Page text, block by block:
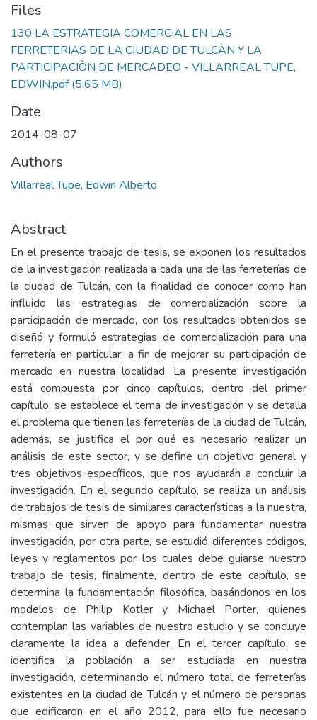
Files
130 LA ESTRATEGIA COMERCIAL EN LAS
FERRETERIAS DE LA CIUDAD DE TULCÀN Y LA
PARTICIPACIÒN DE MERCADEO - VILLARREAL TUPE,
EDWIN.pdf(5.65 MB)
Date
2014-08-07
Authors
Villarreal Tupe, Edwin Alberto
Abstract
En el presente trabajo de tesis, se exponen los resultados
de la investigación realizada a cada una de las ferreterías de
la ciudad de Tulcán, con la finalidad de conocer como han
influido las estrategias de comercialización sobre la
participación de mercado, con los resultados obtenidos se
diseñó y formuló estrategias de comercialización para una
ferretería en particular, a fin de mejorar su participación de
mercado en nuestra localidad. La presente investigación
está compuesta por cinco capítulos, dentro del primer
capítulo, se establece el tema de investigación y se detalla
el problema que tienen las ferreterías de la ciudad de Tulcán,
además, se justifica el por qué es necesario realizar un
análisis de este sector, y se define un objetivo general y
tres objetivos específicos, que nos ayudarán a concluir la
investigación. En el segundo capítulo, se realiza un análisis
de trabajos de tesis de similares características a la nuestra,
mismas que sirven de apoyo para fundamentar nuestra
investigación, por otra parte, se estudió diferentes códigos,
leyes y reglamentos por los cuales debe guiarse nuestro
trabajo de tesis, finalmente, dentro de este capítulo, se
determina la fundamentación filosófica, basándonos en los
modelos de Philip Kotler y Michael Porter, quienes
contemplan las variables de nuestro estudio y se concluye
claramente la idea a defender. En el tercer capítulo, se
identifica la población a ser estudiada en nuestra
investigación, determinando el número total de ferreterías
existentes en la ciudad de Tulcán y el número de personas
que edificaron en el año 2012, para ello fue necesario